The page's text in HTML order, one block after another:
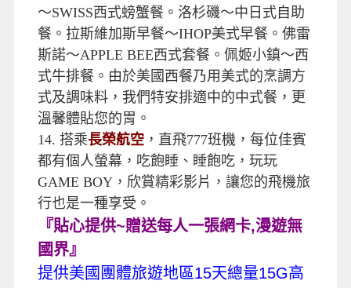
〜SWISS西式螃蟹餐。洛杉磯〜中日式自助
餐。拉斯維加斯早餐〜IHOP美式早餐。佛雷
斯諾〜APPLE BEE西式套餐。佩姬小鎮〜西
式牛排餐。由於美國西餐乃用美式的烹調方
式及調味料，我們特安排適中的中式餐，更
溫馨體貼您的胃。
14. 搭乘長榮航空，直飛777班機，每位佳賓
都有個人螢幕，吃飽睡、睡飽吃，玩玩
GAME BOY，欣賞精彩影片，讓您的飛機旅
行也是一種享受。
『貼心提供~贈送每人一張網卡,漫遊無
國界』
提供美國團體旅遊地區15天總量15G高